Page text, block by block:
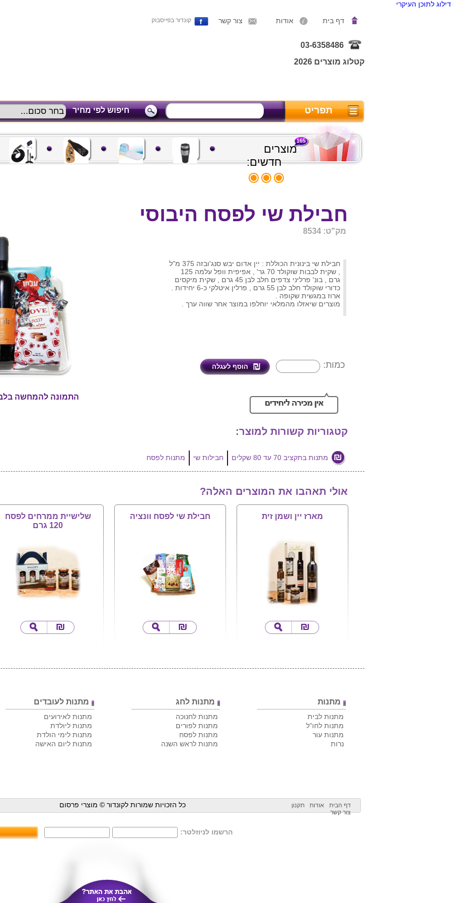
דילוג לתוכן העיקרי
דף בית אודות צור קשר קונדור בפייסבוק
03-6358486
קטלוג מוצרים 2026
תפריט חיפוש לפי מחיר
מוצרים
חדשים:
165
חבילת שי לפסח היבוסי
מק"ט: 8534
התמונה להמחשה
חבילת שי בינונית הכוללת : יין אדום יבש סנג'ובזה 375 מ"ל
, שקית לבבות שוקולד 70 גר' , אפיפית וופל עלמה 125
גרם , בונ' פרליני צדפים חלב לבן 45 גרם , שקית מיקסים
כדורי שוקולד חלב לבן 55 גרם , פרלין איטלקי כ-6 יחידות .
ארוז במגשית שקופה .
מוצרים שיאזלו מהמלאי יוחלפו במוצר אחר שווה ערך .
כמות:
קטגוריות קשורות למוצר:
מתנות בתקציב 70 עד 80 שקלים חבילות שי מתנות לפסח
אולי תאהבו את המוצרים האלה?
מארז יין ושמן זית חבילת שי לפסח וונציה
שלישיית ממרחים לפסח
120 גרם
מתנות
מתנות לבית
מתנות לחו"ל
מתנות עור
נרות
מתנות לחג
מתנות לחנוכה
מתנות לפורים
מתנות לפסח
מתנות לראש השנה
מתנות לעובדים
מתנות לאירועים
מתנות ליולדת
מתנות לימי הולדת
מתנות ליום האישה
דף הבית אודות
תקנון
צור קשר
כל הזכויות שמורות לקונדור © מוצרי פרסום
הרשמו לניוזלטר: